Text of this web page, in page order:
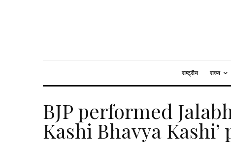
राष्ट्रीय राज्य
BJP performed
Kashi Bhavya Kashi’